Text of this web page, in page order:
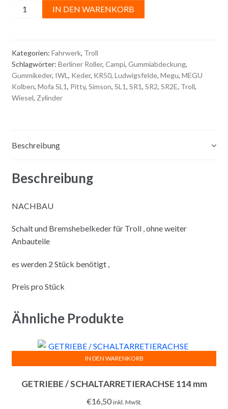
SCHALT
KEDER
Menge
IN DEN WARENKORB
n
a
Kategorien: Fahrwerk, Troll
Schlagwörter: Berliner Roller, Campi, Gummiabdeckung,
Gummikeder, IWL , Keder, KR50, Ludwigsfelde, Megu, MEGU
Kolben, Mofa SL1, Pitty, Simson, SL1, SR1, SR2, SR2E, Troll,
Wiesel, Zylinder
Beschreibung
Beschreibung
NACHBAU
Schalt und Bremshebelkeder für Troll , ohne weiter
Anbauteile
es werden 2 Stück benötigt ,
Preis pro Stück
Ähnliche Produkte
GETRIEBE / SCHALTARRETIERACHSE 114 mm
€16,50 inkl. MwSt.
IN DEN WARENKORB